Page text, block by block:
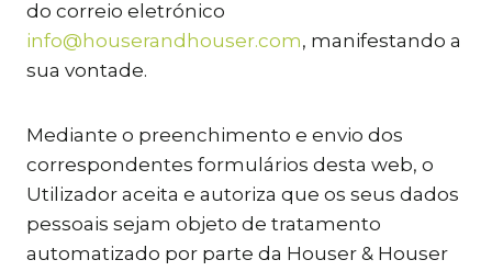
do correio eletrónico
info@houserandhouser.com, manifestando a
sua vontade.
Mediante o preenchimento e envio dos
correspondentes formulários desta web, o
Utilizador aceita e autoriza que os seus dados
pessoais sejam objeto de tratamento
automatizado por parte da Houser & Houser